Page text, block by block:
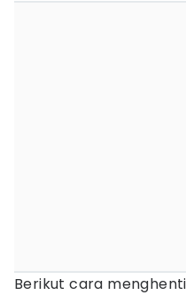
Berikut cara